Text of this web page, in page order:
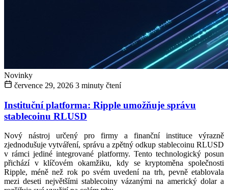
Novinky
července 29, 2026 3 minuty čtení
Instituční platforma: Ripple umožňuje správu
stablecoinu RLUSD
Nový nástroj určený pro firmy a finanční instituce výrazně
zjednodušuje vytváření, správu a zpětný odkup stablecoinu RLUSD
v rámci jediné integrované platformy. Tento technologický posun
přichází v klíčovém okamžiku, kdy se kryptoměna společnosti
Ripple, méně než rok po svém uvedení na trh, pevně etablovala
mezi deseti největšími stablecoiny vázanými na americký dolar a